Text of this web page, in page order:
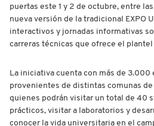
puertas este 1 y 2 de octubre, entre
nueva versión de la tradicional EXPO
interactivos y jornadas informativas
carreras técnicas que ofrece el
La iniciativa cuenta con más de
provenientes de distintas comunas
quienes podrán visitar un total de 40
prácticos, visitar a laboratorios y
conocer la vida universitaria en el